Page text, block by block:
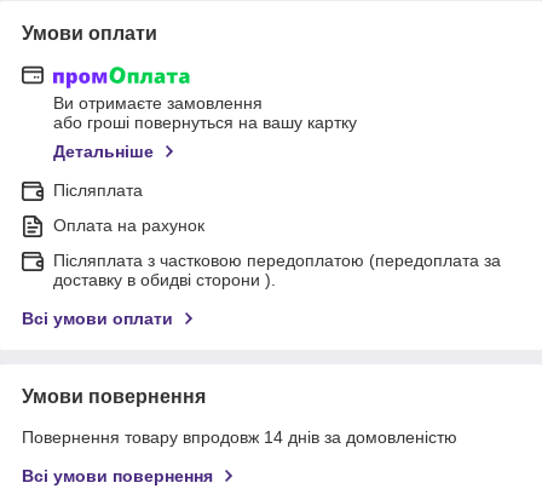
Умови оплати
Ви отримаєте замовлення
або гроші повернуться на вашу картку
Детальніше
Післяплата
Оплата на рахунок
Післяплата з частковою передоплатою (передоплата за
доставку в обидві сторони ).
Всі умови оплати
Умови повернення
Повернення товару впродовж 14 днів за домовленістю
Всі умови повернення